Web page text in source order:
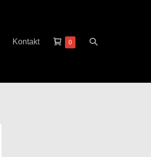
Kontakt Warenkorb
0ElementeSuche-